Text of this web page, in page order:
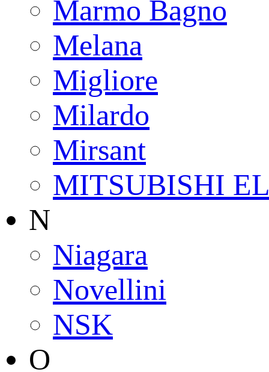
Marmo Bagno
Melana
Migliore
Milardo
Mirsant
MITSUBISHI
N
Niagara
Novellini
NSK
O